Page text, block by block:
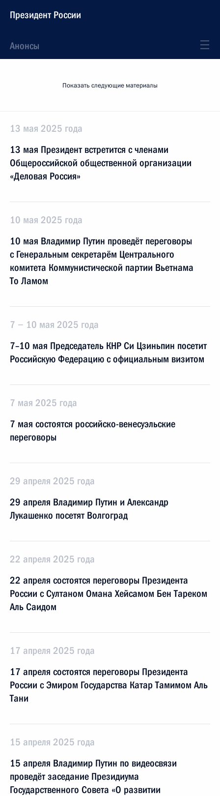
Президент России
Анонсы
Показать следующие материалы
13 мая 2025 года
13 мая Президент встретится с членами
Общероссийской общественной организации
«Деловая Россия»
10 мая 2025 года
10 мая Владимир Путин проведёт переговоры
с Генеральным секретарём Центрального
комитета Коммунистической партии Вьетнама
То Ламом
7 − 10 мая 2025 года
7–10 мая Председатель КНР Си Цзиньпин посетит
Российскую Федерацию с официальным визитом
7 мая 2025 года
7 мая состоятся российско-венесуэльские
переговоры
29 апреля 2025 года
29 апреля Владимир Путин и Александр
Лукашенко посетят Волгоград
22 апреля 2025 года
22 апреля состоятся переговоры Президента
России с Султаном Омана Хейсамом Бен Тареком
Аль Саидом
17 апреля 2025 года
17 апреля состоятся переговоры Президента
России с Эмиром Государства Катар Тамимом Аль
Тани
15 апреля 2025 года
15 апреля Владимир Путин по видеосвязи
проведёт заседание Президиума
Государственного Совета «О развитии